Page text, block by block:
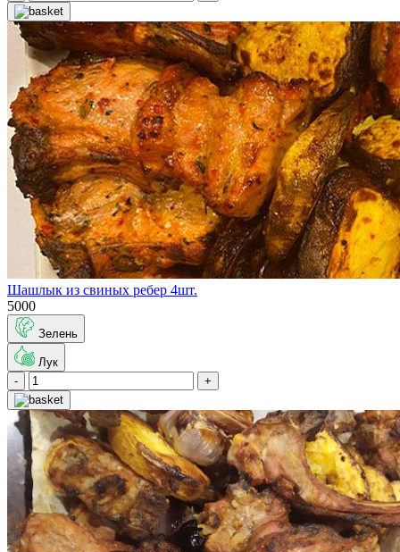
Шашлык из свиных ребер 4шт.
5000
Зелень
Лук
-
+